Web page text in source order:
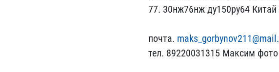
77. 30нж​76нж ду150ру64
почта.
тел. 892200313​15 Максим фото